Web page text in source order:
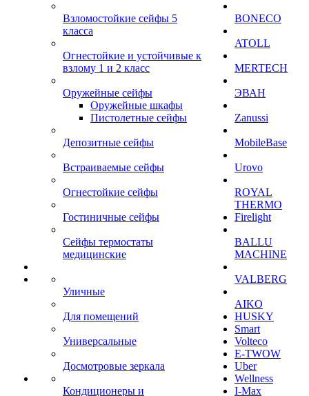
Взломостойкие сейфы 5
класса
Огнестойкие и устойчивые к
взлому 1 и 2 класс
Оружейные сейфы
Оружейные шкафы
Пистолетные сейфы
Депозитные сейфы
Встраиваемые сейфы
Огнестойкие сейфы
Гостиничные сейфы
Сейфы термостаты
медицинские
Уличные
Для помещений
Универсальные
Досмотровые зеркала
Кондиционеры и
BONECO
ATOLL
MERTECH
ЭВАН
Zanussi
MobileBase
Urovo
ROYAL
THERMO
Firelight
BALLU
MACHINE
VALBERG
AIKO
HUSKY
Smart
Volteco
E-TWOW
Uber
Wellness
I-Max